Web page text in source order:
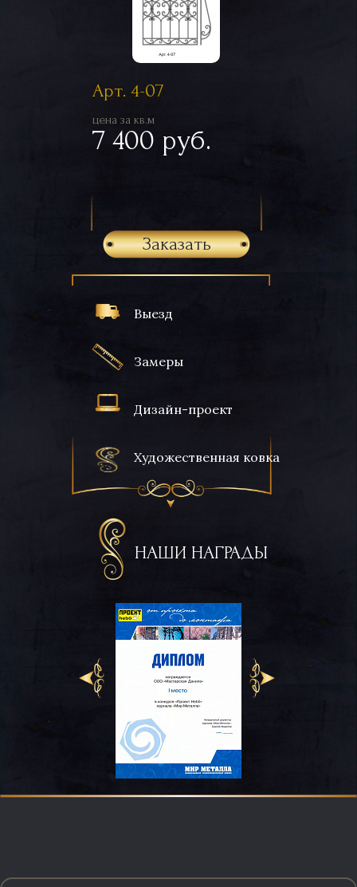
Выезд
Замеры
Дизайн-проект
Художественная ковка
НАШИ НАГРАДЫ
Арт. 4-07
цена за кв.м
7 400 руб.
Заказать